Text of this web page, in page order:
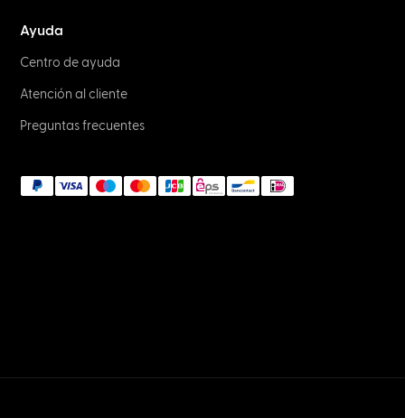
Ayuda
Centro de ayuda
Atención al cliente
Preguntas frecuentes